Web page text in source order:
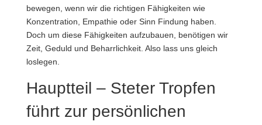
bewegen, wenn wir die richtigen Fähigkeiten wie
Konzentration, Empathie oder Sinn Findung haben.
Doch um diese Fähigkeiten aufzubauen, benötigen wir
Zeit, Geduld und Beharrlichkeit. Also lass uns gleich
loslegen.
Hauptteil – Steter Tropfen
führt zur persönlichen